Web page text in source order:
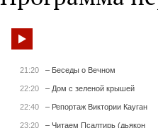
21:20 – Беседы о Вечном
22:20 – Дом с зеленой крышей
22:40 – Репортаж Виктории Кауган
23:20
– Читаем Псалтирь (дьякон